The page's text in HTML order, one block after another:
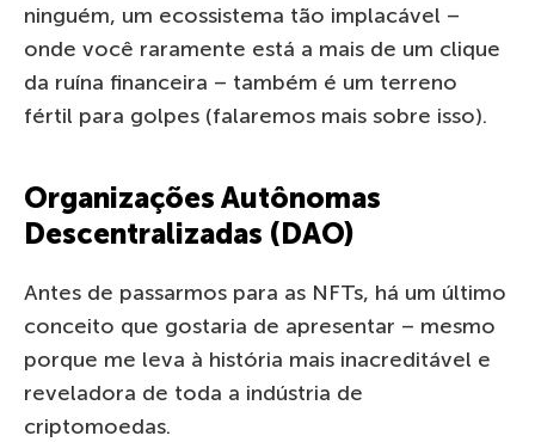
ninguém, um ecossistema tão implacável –
onde você raramente está a mais de um clique
da ruína financeira – também é um terreno
fértil para golpes (falaremos mais sobre isso).
Organizações Autônomas
Descentralizadas (DAO)
Antes de passarmos para as NFTs, há um último
conceito que gostaria de apresentar – mesmo
porque me leva à história mais inacreditável e
reveladora de toda a indústria de
criptomoedas.